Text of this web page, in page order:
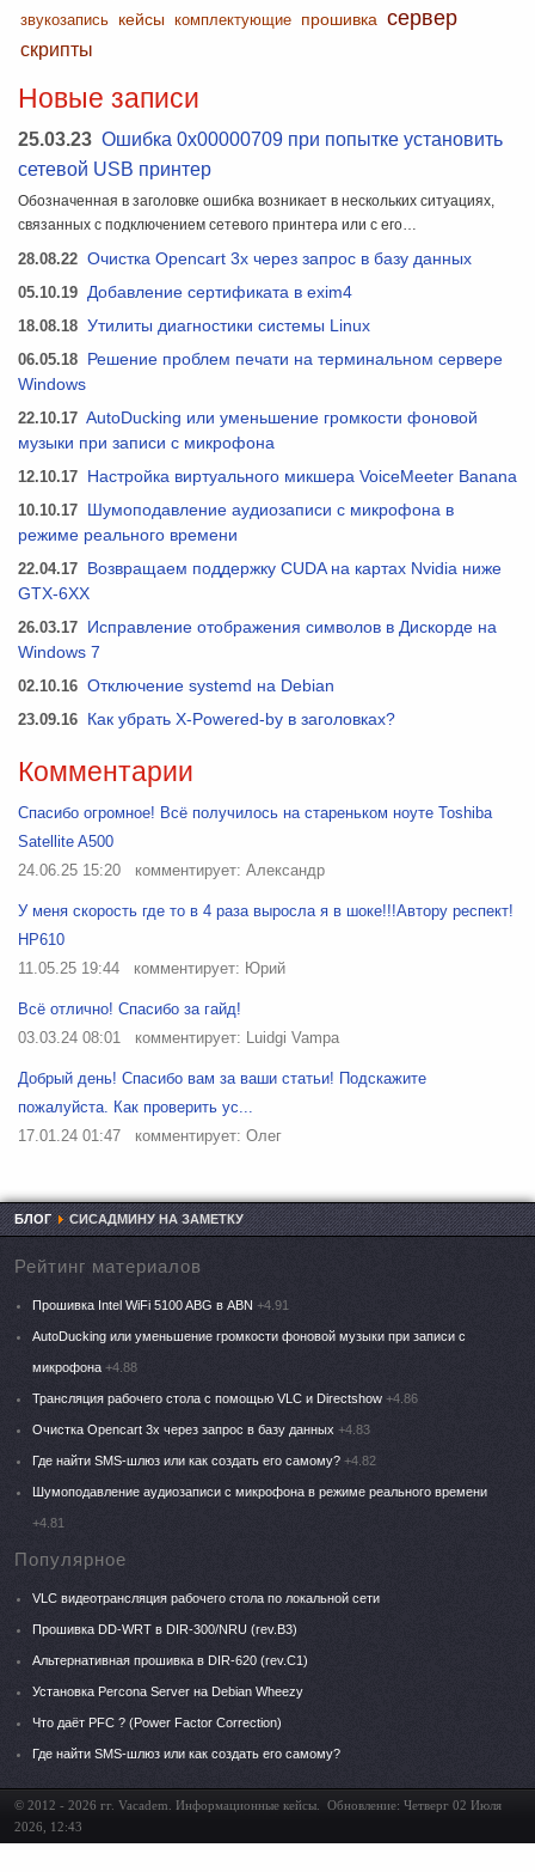
звукозапись кейсы комплектующие прошивка сервер
скрипты
Новые записи
25.03.23 Ошибка 0x00000709 при попытке установить
сетевой USB принтер
Обозначенная в заголовке ошибка возникает в нескольких ситуациях,
связанных с подключением сетевого принтера или с его…
28.08.22 Очистка Opencart 3x через запрос в базу данных
05.10.19 Добавление сертификата в exim4
18.08.18 Утилиты диагностики системы Linux
06.05.18 Решение проблем печати на терминальном сервере
Windows
22.10.17 AutoDucking или уменьшение громкости фоновой
музыки при записи с микрофона
12.10.17 Настройка виртуального микшера VoiceMeeter Banana
10.10.17 Шумоподавление аудиозаписи с микрофона в
режиме реального времени
22.04.17 Возвращаем поддержку CUDA на картах Nvidia ниже
GTX-6XX
26.03.17 Исправление отображения символов в Дискорде на
Windows 7
02.10.16 Отключение systemd на Debian
23.09.16 Как убрать X-Powered-by в заголовках?
Комментарии
Спасибо огромное! Всё получилось на стареньком ноуте Toshiba
Satellite A500
24.06.25 15:20 комментирует: Александр
У меня скорость где то в 4 раза выросла я в шоке!!!Автору респект!
HP610
11.05.25 19:44 комментирует: Юрий
Всё отлично! Спасибо за гайд!
03.03.24 08:01
комментирует: Luidgi Vampa
Добрый день! Спасибо вам за ваши статьи! Подскажите
пожалуйста. Как проверить ус...
17.01.24 01:47 комментирует: Олег
БЛОГ СИСАДМИНУ НА ЗАМЕТКУ
Рейтинг материалов
Прошивка Intel WiFi 5100 ABG в ABN +4.91
AutoDucking или уменьшение громкости фоновой музыки при записи с
микрофона +4.88
Трансляция рабочего стола с помощью VLC и Directshow +4.86
Очистка Opencart 3x через запрос в базу данных +4.83
Где найти SMS-шлюз или как создать его самому? +4.82
Шумоподавление аудиозаписи с микрофона в режиме реального времени
+4.81
Популярное
VLC видеотрансляция рабочего стола по локальной сети
Прошивка DD-WRT в DIR-300/NRU (rev.B3)
Альтернативная прошивка в DIR-620 (rev.C1)
Установка Percona Server на Debian Wheezy
Что даёт PFC ? (Power Factor Correction)
Где найти SMS-шлюз или как создать его самому?
© 2012 - 2026 гг. Vacadem. Информационные кейсы. Обновление: Четверг 02 Июля
2026, 12:43